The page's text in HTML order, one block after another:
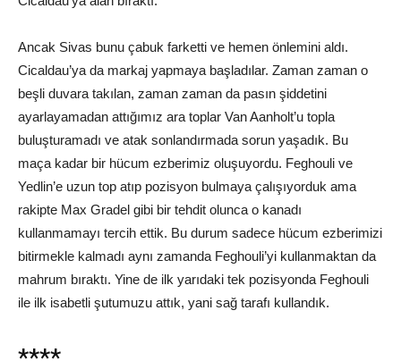
Ancak Sivas bunu çabuk farketti ve hemen önlemini aldı.
Cicaldau’ya da markaj yapmaya başladılar. Zaman zaman o
beşli duvara takılan, zaman zaman da pasın şiddetini
ayarlayamadan attığımız ara toplar Van Aanholt’u topla
buluşturamadı ve atak sonlandırmada sorun yaşadık. Bu
maça kadar bir hücum ezberimiz oluşuyordu. Feghouli ve
Yedlin’e uzun top atıp pozisyon bulmaya çalışıyorduk ama
rakipte Max Gradel gibi bir tehdit olunca o kanadı
kullanmamayı tercih ettik. Bu durum sadece hücum ezberimizi
bitirmekle kalmadı aynı zamanda Feghouli’yi kullanmaktan da
mahrum bıraktı. Yine de ilk yarıdaki tek pozisyonda Feghouli
ile ilk isabetli şutumuzu attık, yani sağ tarafı kullandık.